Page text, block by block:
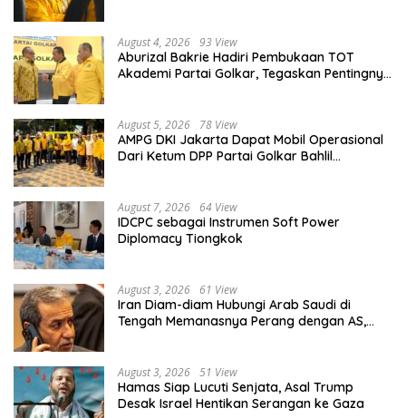
August 4, 2026 93 View
Aburizal Bakrie Hadiri Pembukaan TOT
Akademi Partai Golkar, Tegaskan Pentingnya
August 5, 2026 78 View
AMPG DKI Jakarta Dapat Mobil Operasional
Dari Ketum DPP Partai Golkar Bahlil
August 7, 2026 64 View
IDCPC sebagai Instrumen Soft Power
Diplomacy Tiongkok
August 3, 2026 61 View
Iran Diam-diam Hubungi Arab Saudi di
Tengah Memanasnya Perang dengan AS,
August 3, 2026 51 View
Hamas Siap Lucuti Senjata, Asal Trump
Desak Israel Hentikan Serangan ke Gaza